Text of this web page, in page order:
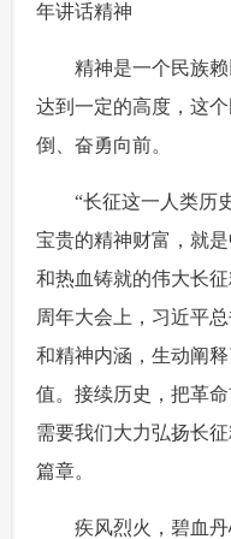
富媒体 摄影
新华电视中文
年讲话精神
精神是一个民族赖
达到一定的高度，这
倒、奋勇向前。
“长征这一人类历史
宝贵的精神财富，就
和热血铸就的伟大长
周年大会上，习近平
和精神内涵，生动阐
值。接续历史，把革
需要我们大力弘扬长
篇章。
疾风烈火，碧血丹